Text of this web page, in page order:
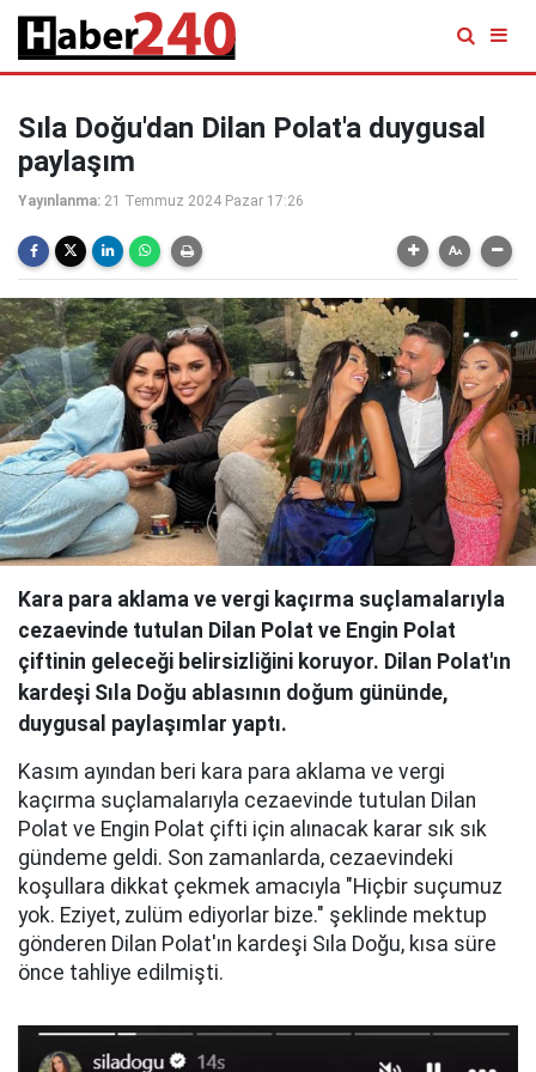
Sıla Doğu'dan Dilan Polat'a duygusal
paylaşım
Yayınlanma: 21 Temmuz 2024 Pazar 17:26
Kara para aklama ve vergi kaçırma suçlamalarıyla
cezaevinde tutulan Dilan Polat ve Engin Polat
çiftinin geleceği belirsizliğini koruyor. Dilan Polat'ın
kardeşi Sıla Doğu ablasının doğum gününde,
duygusal paylaşımlar yaptı.
Kasım ayından beri kara para aklama ve vergi
kaçırma suçlamalarıyla cezaevinde tutulan Dilan
Polat ve Engin Polat çifti için alınacak karar sık sık
gündeme geldi. Son zamanlarda, cezaevindeki
koşullara dikkat çekmek amacıyla "Hiçbir suçumuz
yok. Eziyet, zulüm ediyorlar bize." şeklinde mektup
gönderen Dilan Polat'ın kardeşi Sıla Doğu, kısa süre
önce tahliye edilmişti.